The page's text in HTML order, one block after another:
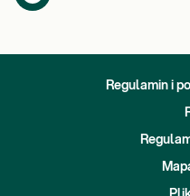
Regulamin i